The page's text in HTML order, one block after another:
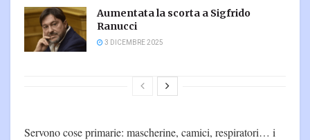
Aumentata la scorta a Sigfrido
Ranucci
3 DICEMBRE 2025
Servono cose primarie: mascherine, camici, respiratori… i